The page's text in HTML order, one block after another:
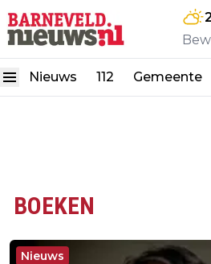
Nieuws 112 Gemeente
BOEKEN
Nieuws